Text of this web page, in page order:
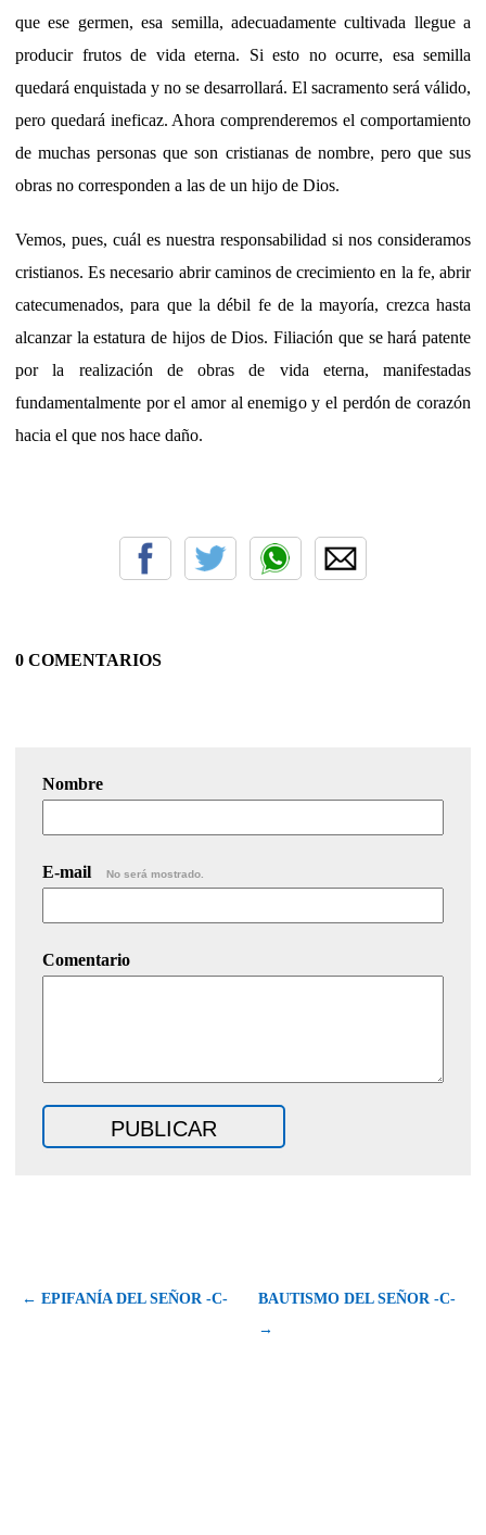
que ese germen, esa semilla, adecuadamente cultivada llegue a
producir frutos de vida eterna. Si esto no ocurre, esa semilla
quedará enquistada y no se desarrollará. El sacramento será válido,
pero quedará ineficaz. Ahora comprenderemos el comportamiento
de muchas personas que son cristianas de nombre, pero que sus
obras no corresponden a las de un hijo de Dios.
Vemos, pues, cuál es nuestra responsabilidad si nos consideramos
cristianos. Es necesario abrir caminos de crecimiento en la fe, abrir
catecumenados, para que la débil fe de la mayoría, crezca hasta
alcanzar la estatura de hijos de Dios. Filiación que se hará patente
por la realización de obras de vida eterna, manifestadas
fundamentalmente por el amor al enemigo y el perdón de corazón
hacia el que nos hace daño.
0 COMENTARIOS
Nombre
E-mail No será mostrado.
Comentario
← EPIFANÍA DEL SEÑOR -C-
BAUTISMO DEL SEÑOR -C-
→